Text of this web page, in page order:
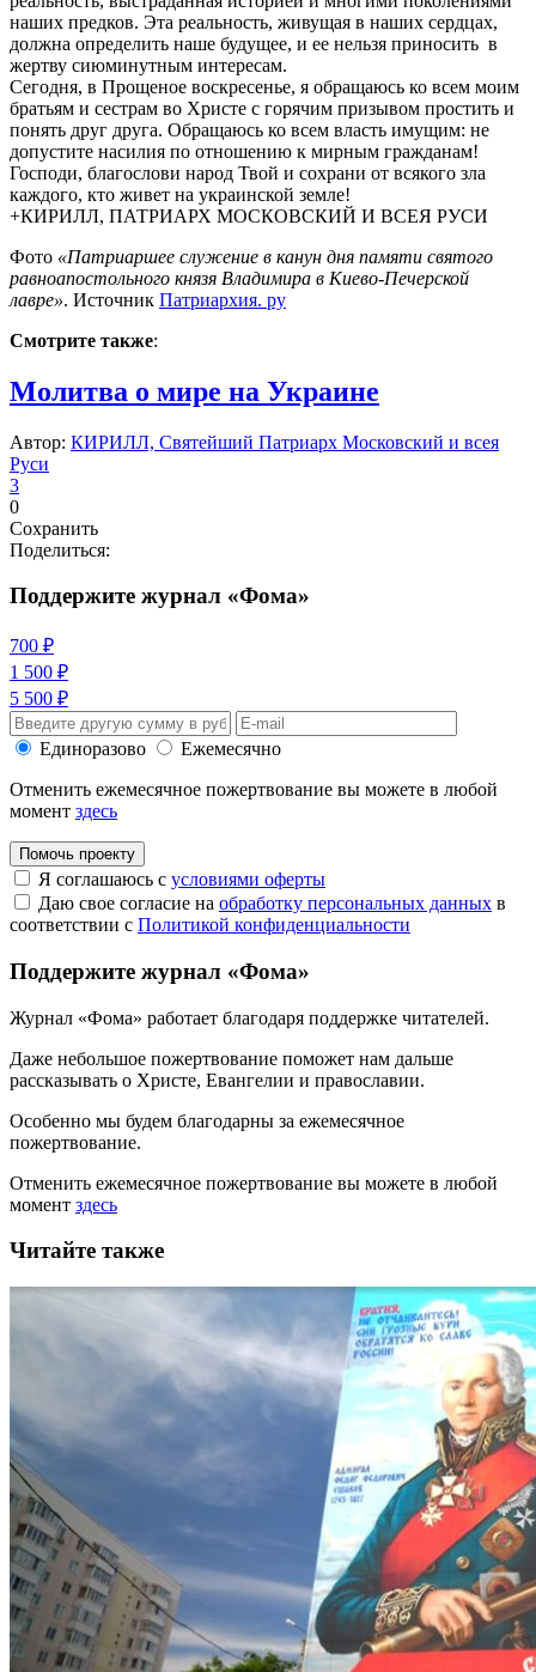
наших предков. Эта реальность, живущая в наших сердцах,
должна определить наше будущее, и ее нельзя приносить в
жертву сиюминутным интересам.
Сегодня, в Прощеное воскресенье, я обращаюсь ко всем моим
братьям и сестрам во Христе с горячим призывом простить и
понять друг друга. Обращаюсь ко всем власть имущим: не
допустите насилия по отношению к мирным гражданам!
Господи, благослови народ Твой и сохрани от всякого зла
каждого, кто живет на украинской земле!
+КИРИЛЛ, ПАТРИАРХ МОСКОВСКИЙ И ВСЕЯ РУСИ
Фото «Патриаршее служение в канун дня памяти святого
равноапостольного князя Владимира в Киево-Печерской
лавре». Источник Патриархия. ру
Смотрите также:
Молитва о мире на Украине
Автор: КИРИЛЛ, Святейший Патриарх Московский и всея
Руси
3
0
Сохранить
Поделиться:
Поддержите журнал «Фома»
700 ₽
1 500 ₽
5 500 ₽
Единоразово
Ежемесячно
Отменить ежемесячное пожертвование вы можете в любой
момент здесь
Помочь проекту
Я соглашаюсь с условиями оферты
Даю свое согласие на обработку персональных данных в
соответствии с Политикой конфиденциальности
Поддержите журнал «Фома»
Журнал «Фома» работает благодаря поддержке читателей.
Даже небольшое пожертвование поможет нам дальше
рассказывать о Христе, Евангелии и православии.
Особенно мы будем благодарны за ежемесячное
пожертвование.
Отменить ежемесячное пожертвование вы можете в любой
момент здесь
Читайте также